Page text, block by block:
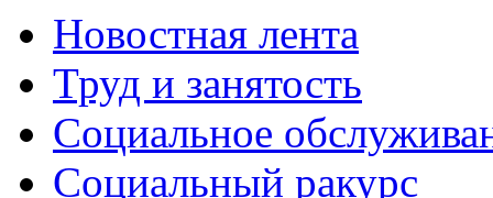
Новостная лента
Труд и занятость
Социальное
Социальный ракурс